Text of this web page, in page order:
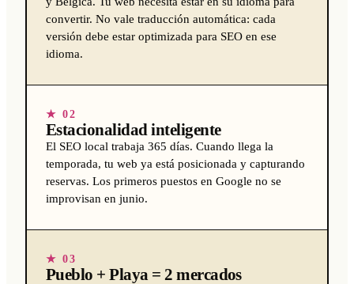
convertir. No vale traducción automática: cada
versión debe estar optimizada para SEO en ese
idioma.
★ 02
Estacionalidad inteligente
El SEO local trabaja 365 días. Cuando llega la
temporada, tu web ya está posicionada y capturando
reservas. Los primeros puestos en Google no se
improvisan en junio.
★ 03
Pueblo + Playa = 2 mercados